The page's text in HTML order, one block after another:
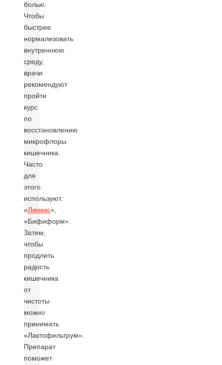
болью.
Чтобы
быстрее
нормализовать
внутреннюю
среду,
врачи
рекомендуют
пройти
курс
по
восстановлению
микрофлоры
кишечника.
Часто
для
этого
используют:
«Линекс»,
«Бифиформ».
Затем,
чтобы
продлить
радость
кишечника
от
чистоты
можно
принимать
«Лактофильтрум».
Препарат
поможет